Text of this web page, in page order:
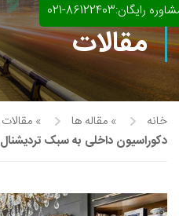
آموزش مجازی طراحی لباس
رایگان:86122403-021
مقالات
خانه » مقاله ها » مقالات
دکوراسیون داخلی به سبک تردیشنال